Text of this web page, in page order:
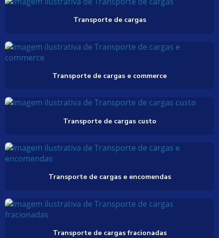
Transporte de cargas
Transporte de cargas e commerce
Transporte de cargas custo
Transporte de cargas e encomendas
Transporte de cargas fracionadas